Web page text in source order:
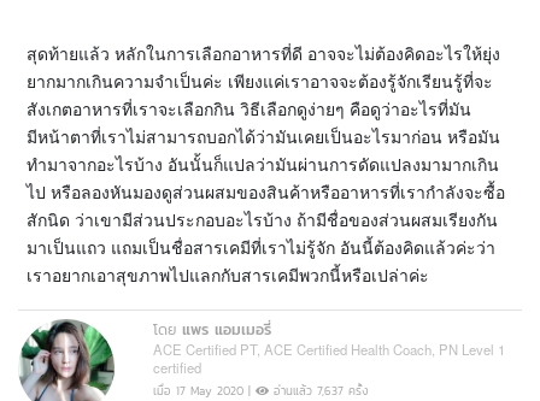
สุดท้ายแล้ว หลักในการเลือกอาหารที่ดี อาจจะไม่ต้องคิดอะไรให้ยุ่ง
ยากมากเกินความจำเป็นค่ะ เพียงแค่เราอาจจะต้องรู้จักเรียนรู้ที่จะ
สังเกตอาหารที่เราจะเลือกกิน วิธีเลือกดูง่ายๆ คือดูว่าอะไรที่มัน
มีหน้าตาที่เราไม่สามารถบอกได้ว่ามันเคยเป็นอะไรมาก่อน หรือมัน
ทำมาจากอะไรบ้าง อันนั้นก็แปลว่ามันผ่านการดัดแปลงมามากเกิน
ไป หรือลองหันมองดูส่วนผสมของสินค้าหรืออาหารที่เรากำลังจะซื้อ
สักนิด ว่าเขามีส่วนประกอบอะไรบ้าง ถ้ามีชื่อของส่วนผสมเรียงกัน
มาเป็นแถว แถมเป็นชื่อสารเคมีที่เราไม่รู้จัก อันนี้ต้องคิดแล้วค่ะว่า
เราอยากเอาสุขภาพไปแลกกับสารเคมีพวกนี้หรือเปล่าค่ะ
โดย แพร แอมเมอรี่
ACE Certified PT, ACE Certified Health Coach, PN Level 1
certified
เมื่อ 17 May 2020 | อ่านแล้ว 7,637 ครั้ง